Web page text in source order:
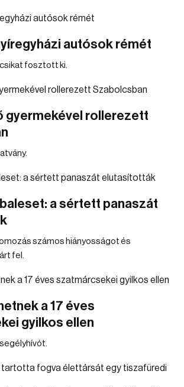
autósok rémét
fosztott ki.
gyermekével rollerezett
a sértett panaszát
számos hiányosságot és
fel.
a 17 éves
gyilkos ellen